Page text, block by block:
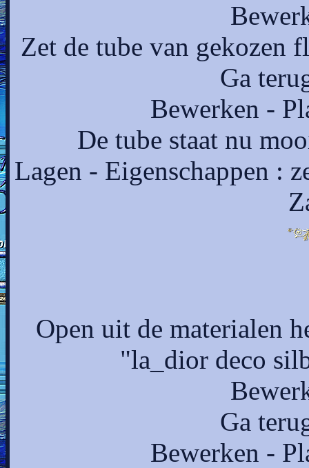
Zet de tube van gekozen
Ga
Bewerken -
De tube staat nu
Lagen - Eigenschappen :
Open uit de materialen
"la_dior deco
Ga
Bewerken -